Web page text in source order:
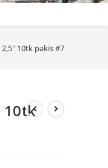
10tk pakis #7
10tk